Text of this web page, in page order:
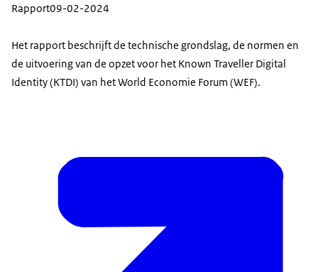
Rapport09-02-2024
Het rapport beschrijft de technische grondslag, de normen en
de uitvoering van de opzet voor het Known Traveller Digital
Identity (KTDI) van het World Economie Forum (WEF).